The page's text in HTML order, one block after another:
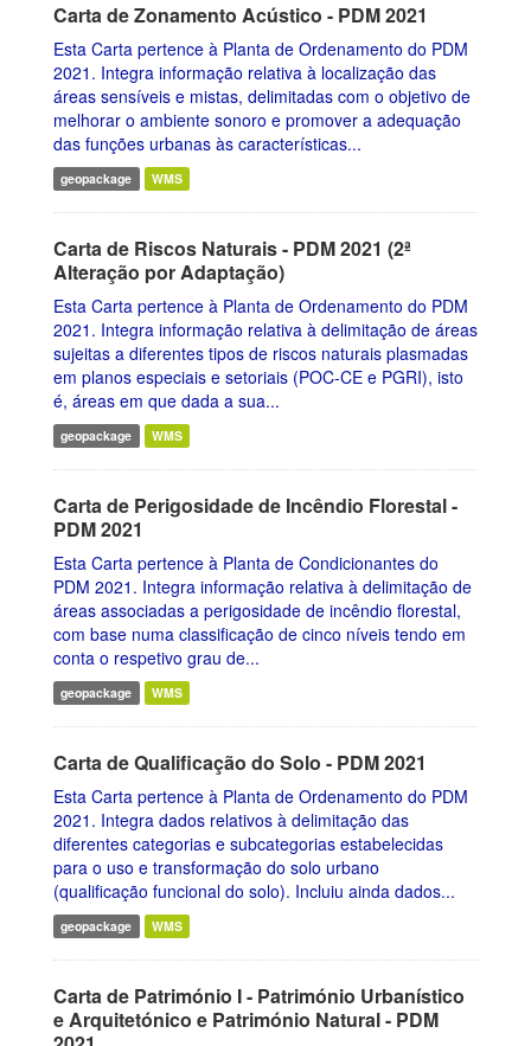
Carta de Zonamento Acústico - PDM 2021
Esta Carta pertence à Planta de Ordenamento do PDM
2021. Integra informação relativa à localização das
áreas sensíveis e mistas, delimitadas com o objetivo de
melhorar o ambiente sonoro e promover a adequação
das funções urbanas às características...
geopackage WMS
Carta de Riscos Naturais - PDM 2021 (2ª
Alteração por Adaptação)
Esta Carta pertence à Planta de Ordenamento do PDM
2021. Integra informação relativa à delimitação de áreas
sujeitas a diferentes tipos de riscos naturais plasmadas
em planos especiais e setoriais (POC-CE e PGRI), isto
é, áreas em que dada a sua...
geopackage WMS
Carta de Perigosidade de Incêndio Florestal -
PDM 2021
Esta Carta pertence à Planta de Condicionantes do
PDM 2021. Integra informação relativa à delimitação de
áreas associadas a perigosidade de incêndio florestal,
com base numa classificação de cinco níveis tendo em
conta o respetivo grau de...
geopackage WMS
Carta de Qualificação do Solo - PDM 2021
Esta Carta pertence à Planta de Ordenamento do PDM
2021. Integra dados relativos à delimitação das
diferentes categorias e subcategorias estabelecidas
para o uso e transformação do solo urbano
(qualificação funcional do solo). Incluiu ainda dados...
geopackage WMS
Carta de Património I - Património Urbanístico
e Arquitetónico e Património Natural - PDM